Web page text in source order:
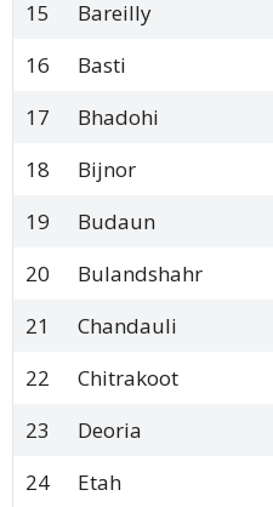
15
Bareilly
16
Basti
17
Bhadohi
18
Bijnor
19
Budaun
20
Bulandshahr
21
Chandauli
22
Chitrakoot
23
Deoria
24
Etah